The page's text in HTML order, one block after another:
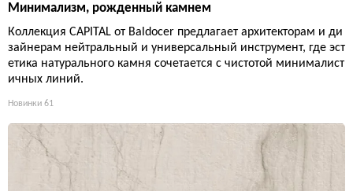
Минимализм, рожденный камнем
Коллекция CAPITAL от Baldocer предлагает архитекторам и ди
зайнерам нейтральный и универсальный инструмент, где эст
етика натурального камня сочетается с чистотой минималист
ичных линий.
Новинки 61